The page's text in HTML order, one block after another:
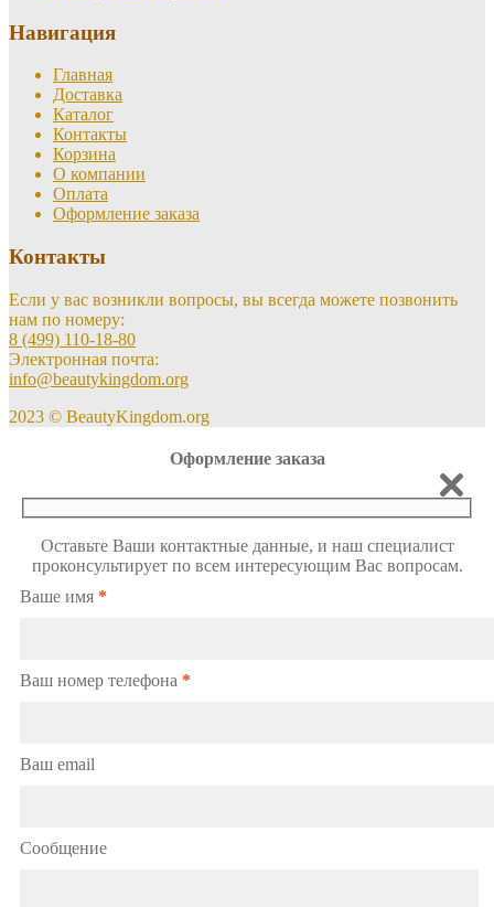
Навигация
Главная
Доставка
Каталог
Контакты
Корзина
О компании
Оплата
Оформление заказа
Контакты
Если у вас возникли вопросы, вы всегда можете позвонить
нам по номеру:
8 (499) 110-18-80
Электронная почта:
info@beautykingdom.org
2023 © BeautyKingdom.org
Оформление заказа
Оставьте Ваши контактные данные, и наш специалист
проконсультирует по всем интересующим Вас вопросам.
Ваше имя *
Ваш номер телефона *
Ваш email
Сообщение